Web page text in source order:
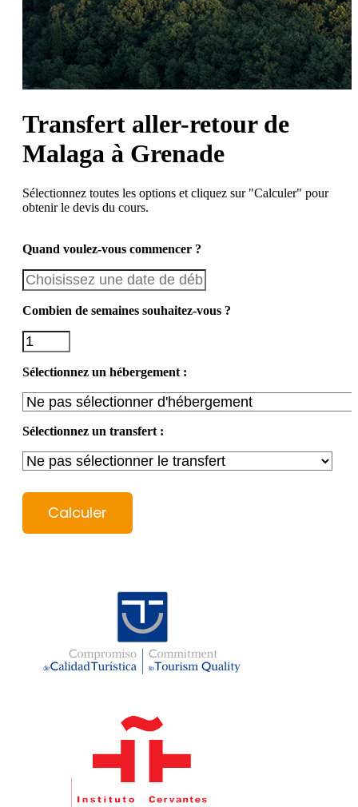
Transfert aller-retour de
Malaga à Grenade
Sélectionnez toutes les options et cliquez sur "Calculer" pour
obtenir le devis du cours.
Quand voulez-vous commencer ?
Combien de semaines souhaitez-vous ?
Sélectionnez un hébergement :
Sélectionnez un transfert :
Calculer